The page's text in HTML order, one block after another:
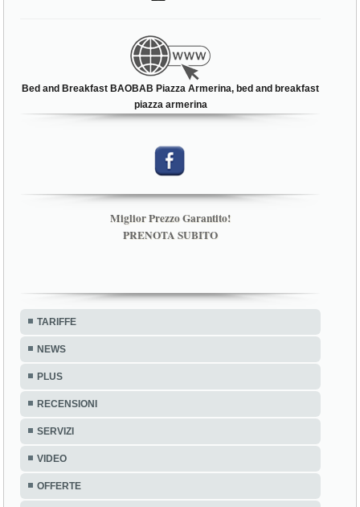
Bed and Breakfast BAOBAB Piazza Armerina, bed and breakfast
piazza armerina
Miglior Prezzo Garantito!
PRENOTA SUBITO
TARIFFE
NEWS
PLUS
RECENSIONI
SERVIZI
VIDEO
OFFERTE